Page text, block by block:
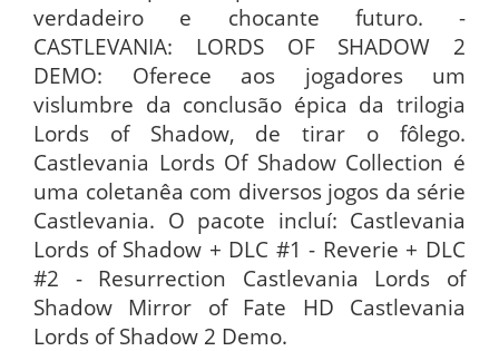
verdadeiro e chocante futuro. -
CASTLEVANIA: LORDS OF SHADOW 2
DEMO: Oferece aos jogadores um
vislumbre da conclusão épica da trilogia
Lords of Shadow, de tirar o fôlego.
Castlevania Lords Of Shadow Collection é
uma coletanêa com diversos jogos da série
Castlevania. O pacote incluí: Castlevania
Lords of Shadow + DLC #1 - Reverie + DLC
#2 - Resurrection Castlevania Lords of
Shadow Mirror of Fate HD Castlevania
Lords of Shadow 2 Demo.